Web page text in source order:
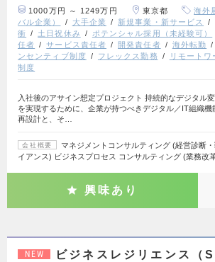
1000万円 ～ 1249万円 東京都
海外
バル企業）
大手企業 新規事業・新サービス
衝
土日祝休み ポテンシャル採用（未経験可）
任者
サービス責任者 開発責任者 海外転勤
ンセンティブ制度
フレックス勤務 リモートワ
制度
入社後のアサイン想定プロジェクト 持続的なデジタル
を実現するために、企業が持つべきデジタル／IT組織機
再設計と、そ…
会社概要
マネジメントコンサルティング (経営診断
イアンス) ビジネスプロセス コンサルティング (業務改
興味あり
NEW
ビジネスレジリエンス